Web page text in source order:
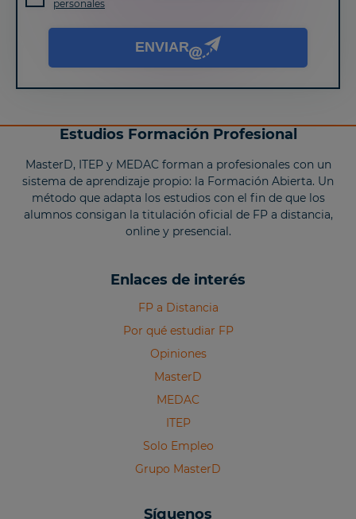
así como otros derechos tal y como se explica en nuestra
personales
ENVIAR
Estudios Formación Profesional
MasterD, ITEP y MEDAC forman a profesionales con un
sistema de aprendizaje propio: la Formación Abierta. Un
método que adapta los estudios con el fin de que los
alumnos consigan la titulación oficial de FP a distancia,
online y presencial.
Enlaces de interés
FP a Distancia
Por qué estudiar FP
Opiniones
MasterD
MEDAC
ITEP
Solo Empleo
Grupo MasterD
Síguenos